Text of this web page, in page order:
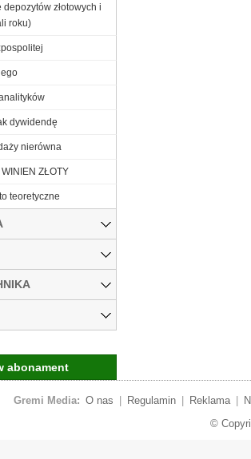
złotowych i
roku)
dywidendę
nierówna
ZŁOTY
teoretyczne
abonament
Gremi Media: O nas Regulamin Reklama
©